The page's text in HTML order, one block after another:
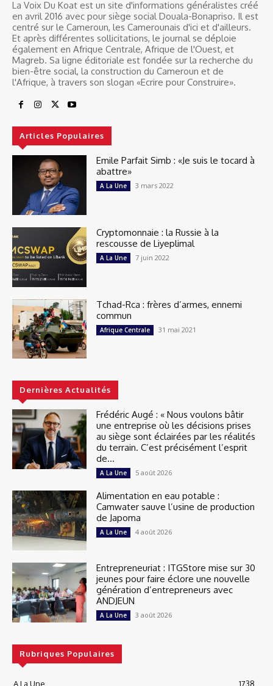
La Voix Du Koat est un site d'informations généralistes créé
en avril 2016 avec pour siège social Douala-Bonapriso. Il est
centré sur le Cameroun, les Camerounais d'ici et d'ailleurs.
Et après différentes sollicitations, le journal se déploie
également en Afrique Centrale, Afrique de l'Ouest, et
Magreb. Sa ligne éditoriale est fondée sur la recherche du
bien-être social, la construction du Cameroun et de
l'Afrique, à travers son slogan «Ecrire pour Construire».
Articles Populaires
Emile Parfait Simb : «Je suis le tocard à
abattre»
A La Une 3 mars 2022
Cryptomonnaie : la Russie à la
rescousse de Liyeplimal
A La Une 7 juin 2022
Tchad-Rca : frères d’armes, ennemi
commun
Afrique Centrale 31 mai 2021
Dernières Actualités
Frédéric Augé : « Nous voulons bâtir
une entreprise où les décisions prises
au siège sont éclairées par les réalités
du terrain. C’est précisément l’esprit
de...
A La Une 5 août 2026
Alimentation en eau potable :
Camwater sauve l’usine de production
de Japoma
A La Une 4 août 2026
Entrepreneuriat : ITGStore mise sur 30
jeunes pour faire éclore une nouvelle
génération d’entrepreneurs avec
ANDJEUN
A La Une 3 août 2026
Rubriques Populaires
A La Une 1738